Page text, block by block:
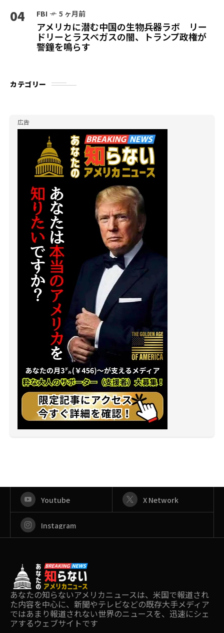
04 FBI 5 ヶ月前
アメリカに潜む中国の生物兵器ラボ リー
ドリーとラスベガスの闇、トランプ政権が
警鐘を鳴らす
カテゴリー
広告
Youtube X Network
Instagram
あなたの知らないアメリカニュースは、米国で報道され
た内容を中心に、新聞やテレビなどの既存大手メディア
ではあまり報道されない世界のニュースを、迅速にシェ
アするウェブサイトです